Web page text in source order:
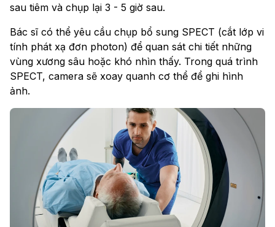
sau tiêm và chụp lại 3 - 5 giờ sau.
Bác sĩ có thể yêu cầu chụp bổ sung SPECT (cắt lớp vi
tính phát xạ đơn photon) để quan sát chi tiết những
vùng xương sâu hoặc khó nhìn thấy. Trong quá trình
SPECT, camera sẽ xoay quanh cơ thể để ghi hình
ảnh.